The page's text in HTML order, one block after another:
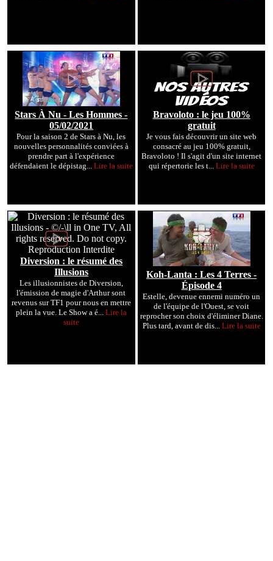
Stars À Nu - Les Hommes -
05/02/2021
Pour la saison 2 de Stars à Nu, les
nouvelles personnalités conviées à
prendre part à l'expérience
défendaient le dépistag... Lire la suite
Bravoloto : le jeu 100%
gratuit
Je vous fais découvrir un site web
consacré au jeu 100% gratuit,
Bravoloto ! Il s'agit d'un site internet
qui répertorie les t... Lire la suite
Diversion : le résumé des
Illusions
Les illusionnistes de Diversion,
l'émission de magie d'Arthur sont
revenus sur TF1 pour nous en mettre
plein la vue. Le Show a é... Lire la
suite
Koh-Lanta : Les 4 Terres -
Épisode 4
Estelle, devenue ennemi numéro un
de l'équipe de l'Ouest, se voit
reprocher son choix d'éliminer Diane.
Plus tard, avant de dis... Lire la suite